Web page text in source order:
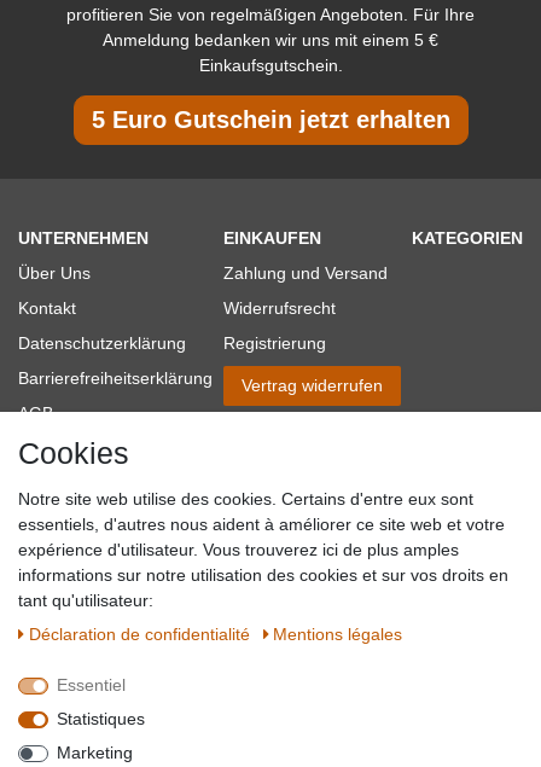
profitieren Sie von regelmäßigen Angeboten. Für Ihre
Anmeldung bedanken wir uns mit einem 5 €
Einkaufsgutschein.
5 Euro Gutschein jetzt erhalten
UNTERNEHMEN
Über Uns
Kontakt
Datenschutzerklärung
Barrierefreiheitserklärung
AGB
Impressum
Blog
EINKAUFEN
Zahlung und Versand
Widerrufsrecht
Registrierung
Vertrag widerrufen
KATEGORIEN
SICHER EINKAUFEN
QUALITÄT
WIR AKZEPTIEREN
Cookies
Notre site web utilise des cookies. Certains d'entre eux sont
essentiels, d'autres nous aident à améliorer ce site web et votre
expérience d'utilisateur. Vous trouverez ici de plus amples
informations sur notre utilisation des cookies et sur vos droits en
tant qu'utilisateur:
Déclaration de confidentialité
Mentions légales
Essentiel
Statistiques
Marketing